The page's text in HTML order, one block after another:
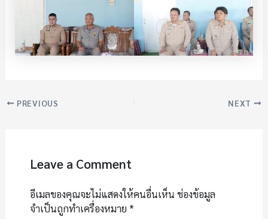
PREVIOUS NEXT
Leave a Comment
อีเมลของคุณจะไม่แสดงให้คนอื่นเห็น ช่องข้อมูล
จำเป็นถูกทำเครื่องหมาย *